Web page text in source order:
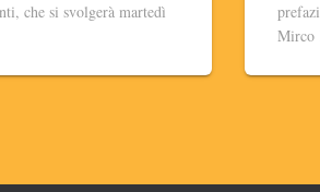
che si svolgerà martedì
Mirco